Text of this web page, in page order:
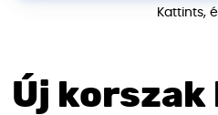
Kattints,
Új